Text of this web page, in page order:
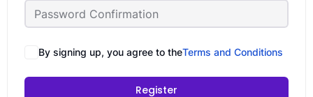
By signing up, you agree to theTerms and Conditions
Register